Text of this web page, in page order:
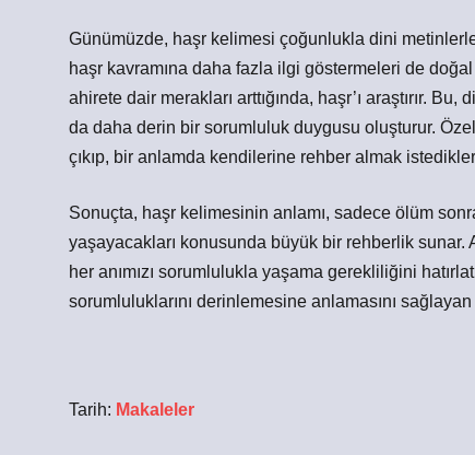
Günümüzde, haşr kelimesi çoğunlukla dini
haşr kavramına daha fazla ilgi göstermeleri de
ahirete dair merakları arttığında, haşr’ı araştırır.
da daha derin bir sorumluluk duygusu oluşturur.
çıkıp, bir anlamda kendilerine rehber almak
Sonuçta, haşr kelimesinin anlamı, sadece ölüm
yaşayacakları konusunda büyük bir rehberlik sunar.
her anımızı sorumlulukla yaşama gerekliliğini
sorumluluklarını derinlemesine anlamasını sağlayan
Tarih: Makaleler